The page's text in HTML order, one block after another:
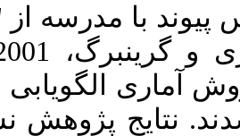
با مدرسه از "مقیاس
اشخاص زندگی من" (موری و گرینبرگ، 2001) پاسخ
الگویابی معادلات
ﭘﮋوﻫﺶ ﻧﺸﺎن داد